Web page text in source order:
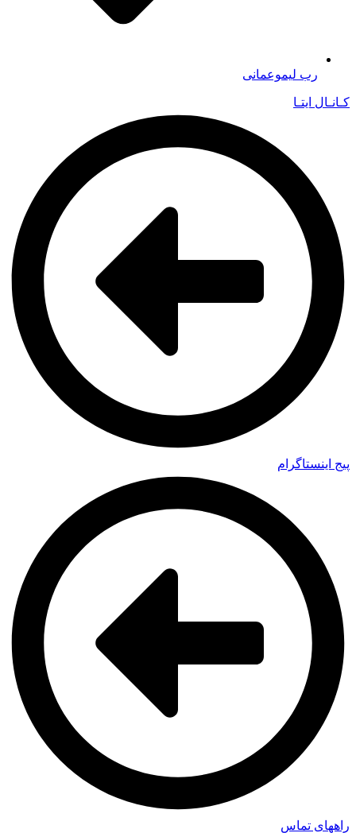
رب لیموعمانی
کـانـال ایتـا
پیج اینستاگرام
راههای تماس